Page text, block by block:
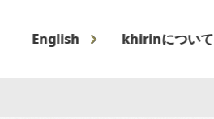
English khirinについて